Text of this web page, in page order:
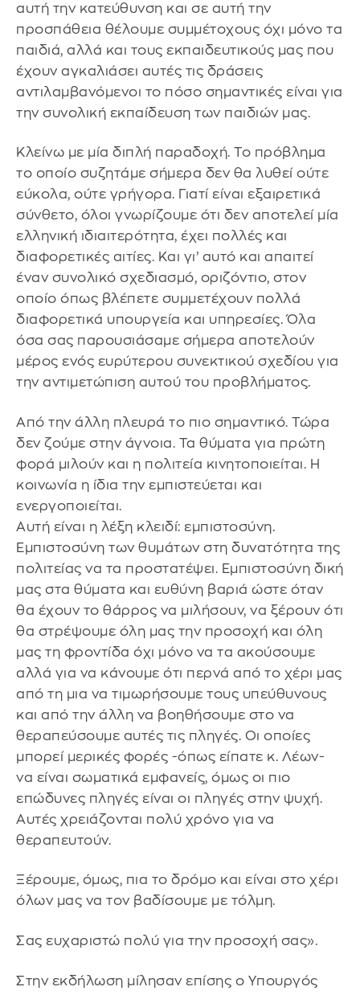
αυτή την κατεύθυνση και σε αυτή την
προσπάθεια θέλουμε συμμέτοχους όχι μόνο τα
παιδιά, αλλά και τους εκπαιδευτικούς μας που
έχουν αγκαλιάσει αυτές τις δράσεις
αντιλαμβανόμενοι το πόσο σημαντικές είναι για
την συνολική εκπαίδευση των παιδιών μας.
Κλείνω με μία διπλή παραδοχή. Το πρόβλημα
το οποίο συζητάμε σήμερα δεν θα λυθεί ούτε
εύκολα, ούτε γρήγορα. Γιατί είναι εξαιρετικά
σύνθετο, όλοι γνωρίζουμε ότι δεν αποτελεί μία
ελληνική ιδιαιτερότητα, έχει πολλές και
διαφορετικές αιτίες. Και γι’ αυτό και απαιτεί
έναν συνολικό σχεδιασμό, οριζόντιο, στον
οποίο όπως βλέπετε συμμετέχουν πολλά
διαφορετικά υπουργεία και υπηρεσίες. Όλα
όσα σας παρουσιάσαμε σήμερα αποτελούν
μέρος ενός ευρύτερου συνεκτικού σχεδίου για
την αντιμετώπιση αυτού του προβλήματος.
Από την άλλη πλευρά το πιο σημαντικό. Τώρα
δεν ζούμε στην άγνοια. Τα θύματα για πρώτη
φορά μιλούν και η πολιτεία κινητοποιείται. Η
κοινωνία η ίδια την εμπιστεύεται και
ενεργοποιείται.
Αυτή είναι η λέξη κλειδί: εμπιστοσύνη.
Εμπιστοσύνη των θυμάτων στη δυνατότητα της
πολιτείας να τα προστατέψει. Εμπιστοσύνη δική
μας στα θύματα και ευθύνη βαριά ώστε όταν
θα έχουν το θάρρος να μιλήσουν, να ξέρουν ότι
θα στρέψουμε όλη μας την προσοχή και όλη
μας τη φροντίδα όχι μόνο να τα ακούσουμε
αλλά για να κάνουμε ότι περνά από το χέρι μας
από τη μια να τιμωρήσουμε τους υπεύθυνους
και από την άλλη να βοηθήσουμε στο να
θεραπεύσουμε αυτές τις πληγές. Οι οποίες
μπορεί μερικές φορές -όπως είπατε κ. Λέων-
να είναι σωματικά εμφανείς, όμως οι πιο
επώδυνες πληγές είναι οι πληγές στην ψυχή.
Αυτές χρειάζονται πολύ χρόνο για να
θεραπευτούν.
Ξέρουμε, όμως, πια το δρόμο και είναι στο χέρι
όλων μας να τον βαδίσουμε με τόλμη.
Σας ευχαριστώ πολύ για την προσοχή σας».
Στην εκδήλωση μίλησαν επίσης ο Υπουργός